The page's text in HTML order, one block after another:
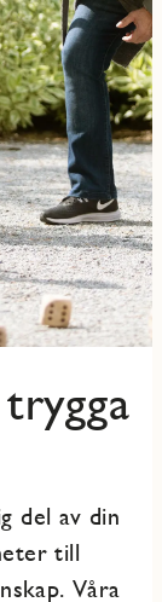
del av din
till
Våra